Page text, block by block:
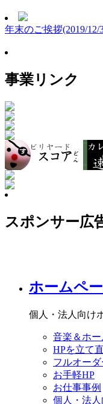
年末のご挨拶(2019/12/
事業リンク
スポンサー広
ホームペ
個人・法人向け
音楽＆ホ
HPを立て
フルオーダ
お手軽HP
お仕事事例
個人・法